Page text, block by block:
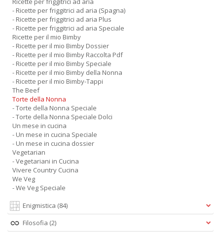
- Ricette per friggitrici ad aria (Spagna)
- Ricette per friggitrici ad aria Plus
- Ricette per friggitrici ad aria Speciale
Ricette per il mio Bimby
- Ricette per il mio Bimby Dossier
- Ricette per il mio Bimby Raccolta Pdf
- Ricette per il mio Bimby Speciale
- Ricette per il mio Bimby della Nonna
- Ricette per il mio Bimby-Tappi
The Beef
Torte della Nonna
- Torte della Nonna Speciale
- Torte della Nonna Speciale Dolci
Un mese in cucina
- Un mese in cucina Speciale
- Un mese in cucina dossier
Vegetarian
- Vegetariani in Cucina
Vivere Country Cucina
We Veg
- We Veg Speciale
Enigmistica (84)
Filosofia (2)